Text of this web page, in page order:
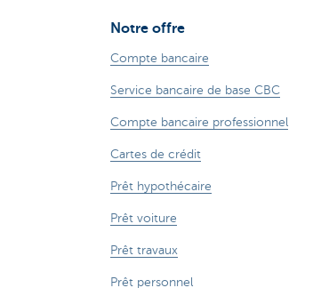
Notre offre
Compte bancaire
Service bancaire de base CBC
Compte bancaire professionnel
Cartes de crédit
Prêt hypothécaire
Prêt voiture
Prêt travaux
Prêt personnel